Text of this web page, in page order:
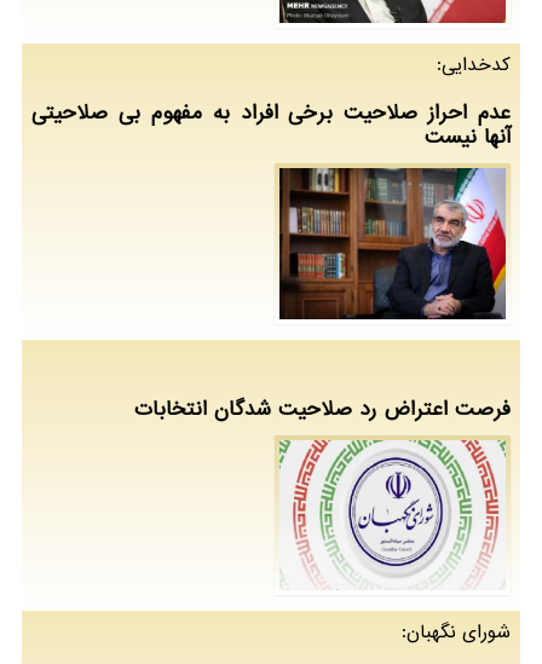
كدخدایی:
عدم احراز صلاحیت برخی افراد به مفهوم بی صلاحیتی
آنها نیست
فرصت اعتراض رد صلاحیت شدگان انتخابات
شورای نگهبان: